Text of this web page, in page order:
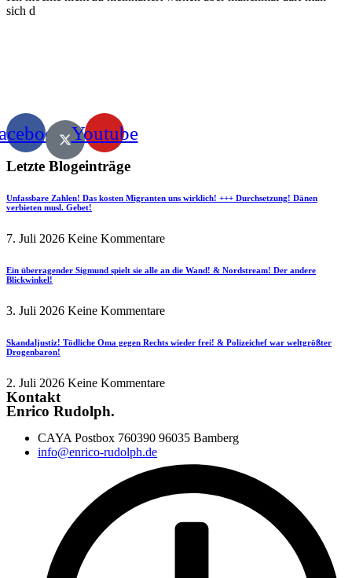
sich d
Youtube
Letzte Blogeinträge
Unfassbare Zahlen! Das kosten Migranten uns wirklich! +++ Durchsetzung! Dänen
verbieten musl. Gebet!
7. Juli 2026 Keine Kommentare
Ein überragender Sigmund spielt sie alle an die Wand! & Nordstream! Der andere
Blickwinkel!
3. Juli 2026 Keine Kommentare
Skandaljustiz! Tödliche Oma gegen Rechts wieder frei! & Polizeichef war weltgrößter
Drogenbaron!
2. Juli 2026 Keine Kommentare
Kontakt
Enrico Rudolph.
CAYA Postbox 760390 96035 Bamberg
info@enrico-rudolph.de